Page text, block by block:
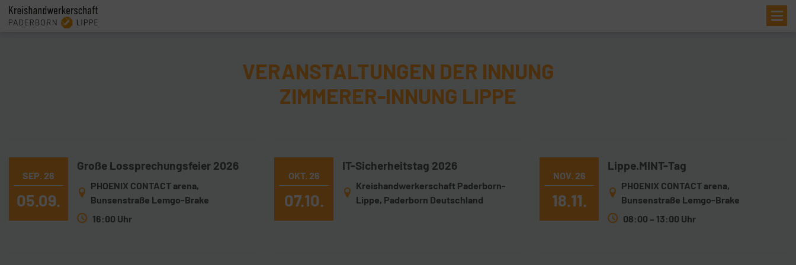
VERANSTALTUNGEN DER INNUNG
ZIMMERER-INNUNG LIPPE
SEP. 26
05.09.
Große Lossprechungsfeier 2026
PHOENIX CONTACT arena,
Bunsenstraße Lemgo-Brake
16:00 Uhr
OKT. 26
07.10.
IT-Sicherheitstag 2026
Kreishandwerkerschaft Paderborn-
Lippe, Paderborn Deutschland
NOV. 26
18.11.
Lippe.MINT-Tag
PHOENIX CONTACT arena,
Bunsenstraße Lemgo-Brake
08:00 – 13:00 Uhr